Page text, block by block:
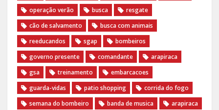
operação verão
busca
resgate
cão de salvamento
busca com animais
reeducandos
sgap
bombeiros
governo presente
comandante
arapiraca
gsa
treinamento
embarcacoes
guarda-vidas
patio shopping
corrida do fogo
semana do bombeiro
banda de musica
arapiraca